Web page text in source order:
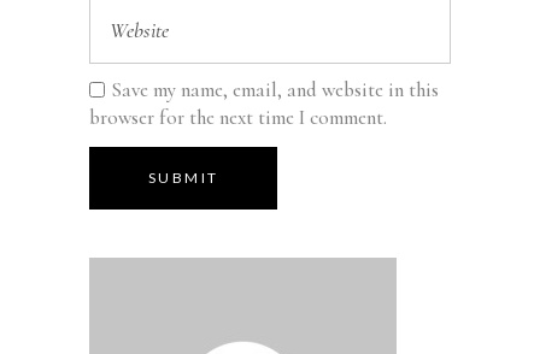
Save my name, email, and website in this
browser for the next time I comment.
SUBMIT